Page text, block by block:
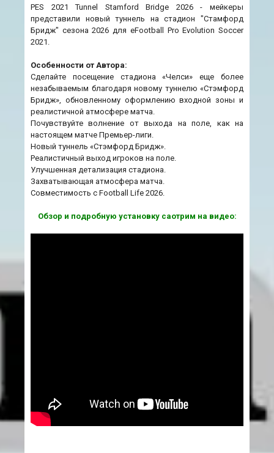
PES 2021 Tunnel Stamford Bridge 2026 - мейкеры
представили новый туннель на стадион "Стамфорд
Бридж" сезона 2026 для eFootball Pro Evolution Soccer
2021.
Особенности от Автора:
Сделайте посещение стадиона «Челси» еще более
незабываемым благодаря новому туннелю «Стэмфорд
Бридж», обновленному оформлению входной зоны и
реалистичной атмосфере матча.
Почувствуйте волнение от выхода на поле, как на
настоящем матче Премьер-лиги.
Новый туннель «Стэмфорд Бридж».
Реалистичный выход игроков на поле.
Улучшенная детализация стадиона.
Захватывающая атмосфера матча.
Совместимость с Football Life 2026.
Обзор и подробную установку саотрим на видео: